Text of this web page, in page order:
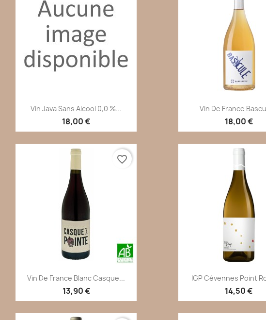
Aperçu rapide
Vin Java Sans Alcool 0,0 %...
18,00 €
Aperçu
Vin De France
18,00 €
Aperçu rapide
Vin De France Blanc Casque...
13,90 €
favorite_border
Aperçu
IGP Cévennes Point
14,50 €